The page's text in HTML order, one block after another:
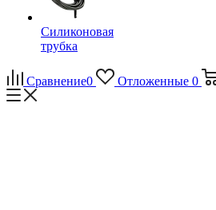
Силиконовая
трубка
Сравнение0 Отложенные 0